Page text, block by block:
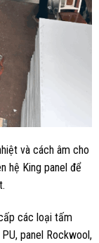
và cách âm cho
hệ King panel để
các loại tấm
panel Rockwool,